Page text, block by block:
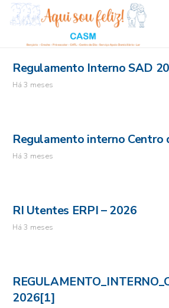
Regulamento Interno SAD
Há 3 meses
Regulamento interno Centro
Há 3 meses
RI Utentes ERPI – 2026
Há 3 meses
2026[1]